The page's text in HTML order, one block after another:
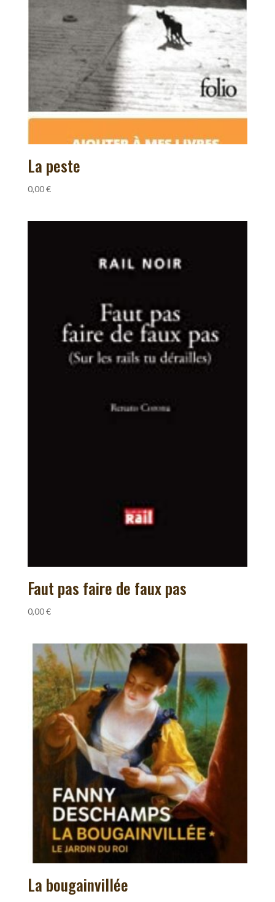
La peste
0,00€
Faut pas faire de faux pas
0,00€
La bougainvillée